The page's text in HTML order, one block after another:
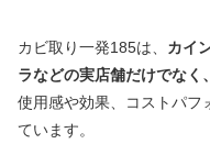
カビ取り一発185は、 カイ
ラなどの実店舗だけでな
使用感や効果、コストパフ
ています。